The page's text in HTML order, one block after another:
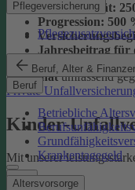
Pflegeversicherung
Beruf, Alter &
Beruf
Betriebliche
Krankentagegeld
Altersvorsorge
Vollinvalidität:
Progression: 500
Jahresbeitrag für
im Monatumfassend
Private
Kinder-
Mit unserer